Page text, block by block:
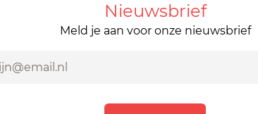
Nieuwsbrief
Meld je aan voor onze nieuwsbrief